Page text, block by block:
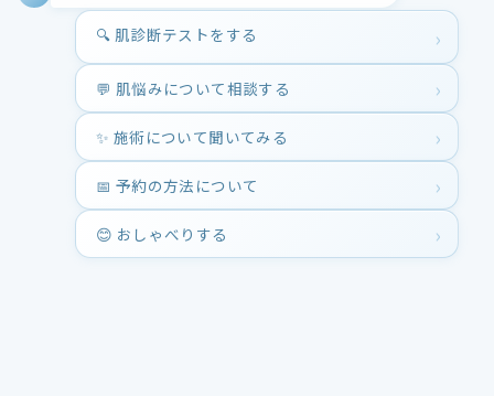
🔍 肌診断テストをする
💬 肌悩みについて相談する
✨ 施術について聞いてみる
📅 予約の方法について
😊 おしゃべりする